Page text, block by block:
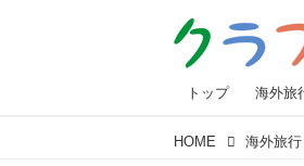
トップ 海外旅
HOME 海外旅行